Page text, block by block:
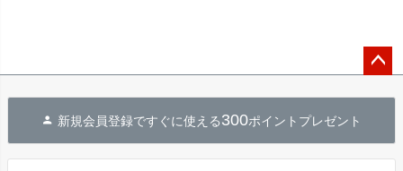
へ
新規会員登録ですぐに使える300ポイントプレゼント